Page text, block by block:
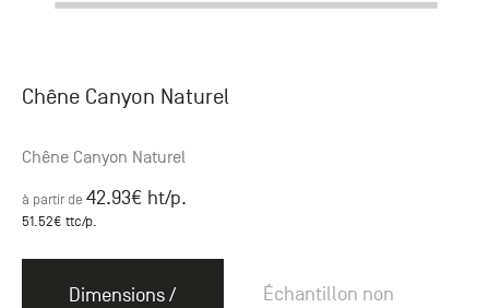
Chêne Canyon Naturel
Chêne Canyon Naturel
à partir de 42.93€ ht/p.
51.52€ ttc/p.
Dimensions /
Échantillon non